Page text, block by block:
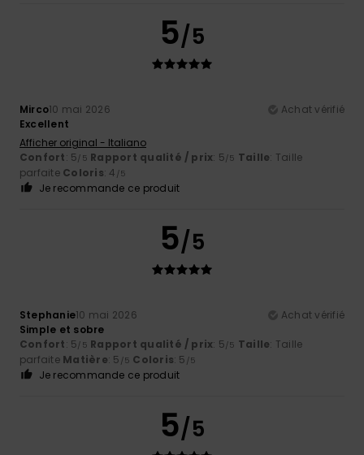
5/5
Mirco10 mai 2026
Achat vérifié
Excellent
Afficher original - Italiano
Confort: 5/5 Rapport qualité / prix: 5/5 Taille: Taille
parfaite Coloris: 4 /5
Je recommande ce produit
5/5
Stephanie10 mai 2026
Achat vérifié
Simple et sobre
Confort: 5/5 Rapport qualité / prix: 5/5 Taille: Taille
parfaite Matière: 5 /5 Coloris: 5 /5
Je recommande ce produit
5/5